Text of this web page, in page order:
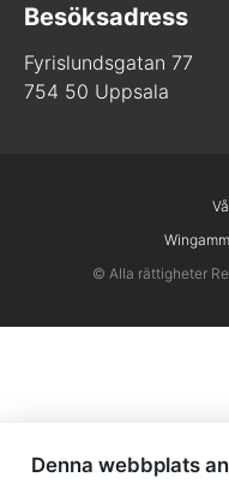
Besöksadress
Fyrislundsgatan 77
754 50 Uppsala
Wingamm
© Alla rättigheter
Denna webbplats